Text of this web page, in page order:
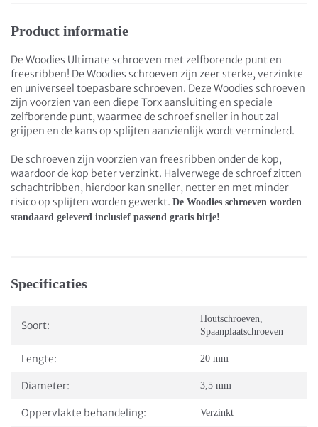
Product informatie
De Woodies Ultimate schroeven met zelfborende punt en
freesribben! De Woodies schroeven zijn zeer sterke, verzinkte
en universeel toepasbare schroeven. Deze Woodies schroeven
zijn voorzien van een diepe Torx aansluiting en speciale
zelfborende punt, waarmee de schroef sneller in hout zal
grijpen en de kans op splijten aanzienlijk wordt verminderd.
De schroeven zijn voorzien van freesribben onder de kop,
waardoor de kop beter verzinkt. Halverwege de schroef zitten
schachtribben, hierdoor kan sneller, netter en met minder
risico op splijten worden gewerkt. De Woodies schroeven worden
standaard geleverd inclusief passend gratis bitje!
Specificaties
Soort:
Houtschroeven,
Spaanplaatschroeven
Lengte: 20 mm
Diameter: 3,5 mm
Oppervlakte behandeling: Verzinkt